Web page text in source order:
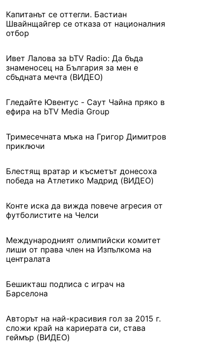
Капитанът се оттегли. Бастиан
Швайнщайгер се отказа от националния
отбор
Ивет Лалова за bTV Radio: Да бъда
знаменосец на България за мен е
сбъдната мечта (ВИДЕО)
Гледайте Ювентус - Саут Чайна пряко в
ефира на bTV Media Group
Тримесечната мъка на Григор Димитров
приключи
Блестящ вратар и късметът донесоха
победа на Атлетико Мадрид (ВИДЕО)
Конте иска да вижда повече агресия от
футболистите на Челси
Международният олимпийски комитет
лиши от права член на Изпълкома на
централата
Бешикташ подписа с играч на
Барселона
Авторът на най-красивия гол за 2015 г.
сложи край на кариерата си, става
геймър (ВИДЕО)